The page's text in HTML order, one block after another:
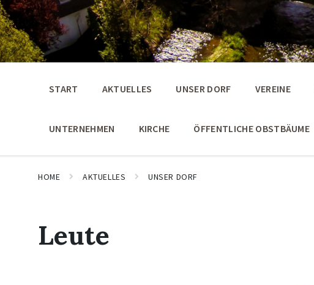
START AKTUELLES UNSER DORF VEREINE
UNTERNEHMEN KIRCHE ÖFFENTLICHE OBSTBÄUME
HOME AKTUELLES UNSER DORF
Leute